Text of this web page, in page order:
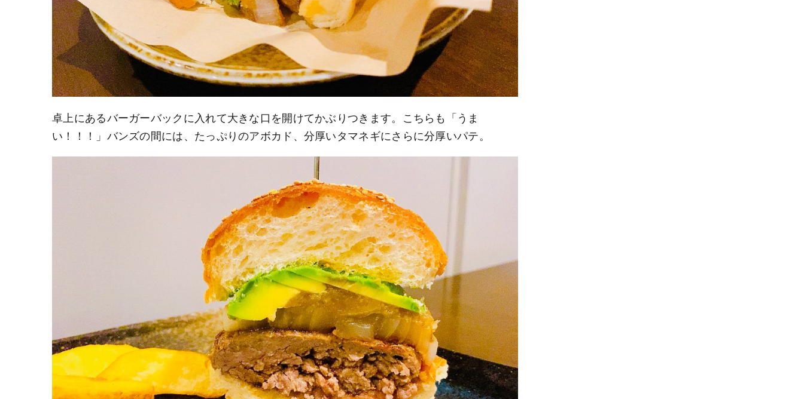
卓上にあるバーガーバックに入れて大きな口を開けてかぶりつきます。こちらも「うま
い！！！」バンズの間には、たっぷりのアボカド、分厚いタマネギにさらに分厚いパテ。